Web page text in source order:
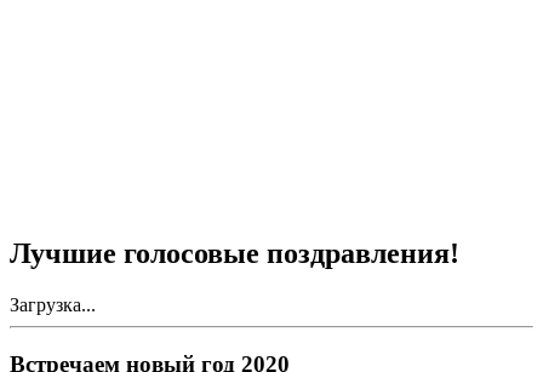
Лучшие голосовые поздравления!
Загрузка...
Встречаем новый год 2020